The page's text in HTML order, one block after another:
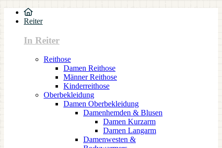
Reiter
In Reiter
Reithose
Damen Reithose
Männer Reithose
Kinderreithose
Oberbekleidung
Damen Oberbekleidung
Damenhemden & Blusen
Damen Kurzarm
Damen Langarm
Damenwesten &